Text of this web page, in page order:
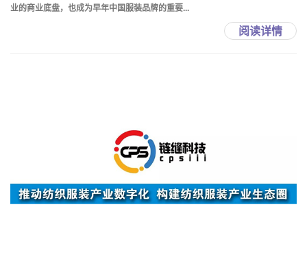
业的商业底盘，也成为早年中国服装品牌的重要...
阅读详情